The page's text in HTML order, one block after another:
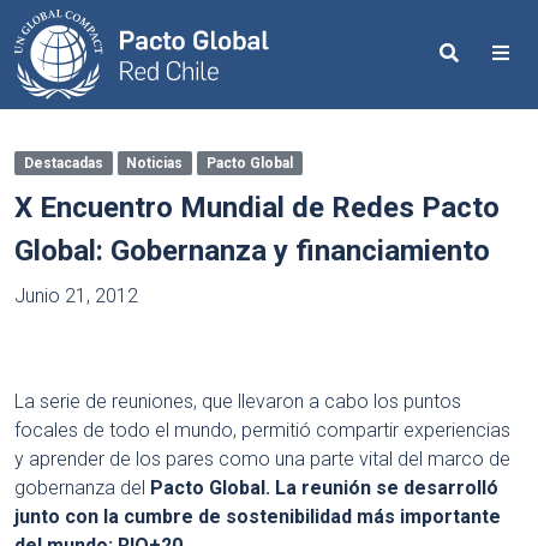
Search
Destacadas Noticias Pacto Global
X Encuentro Mundial de Redes Pacto
Global: Gobernanza y financiamiento
Junio 21, 2012
La serie de reuniones, que llevaron a cabo los puntos
focales de todo el mundo, permitió compartir experiencias
y aprender de los pares como una parte vital del marco de
gobernanza del Pacto Global. La reunión se desarrolló
junto con la cumbre de sostenibilidad más importante